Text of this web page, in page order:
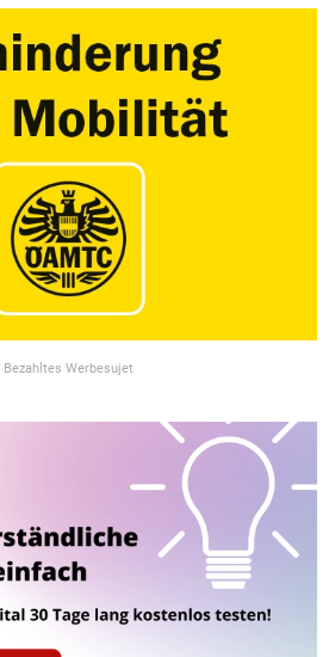
Bezahltes Werbesujet